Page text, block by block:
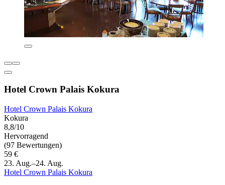
Hotel Crown Palais Kokura
Hotel Crown Palais Kokura
Kokura
8,8/10
Hervorragend
(97 Bewertungen)
59 €
23. Aug.–24. Aug.
Hotel Crown Palais Kokura